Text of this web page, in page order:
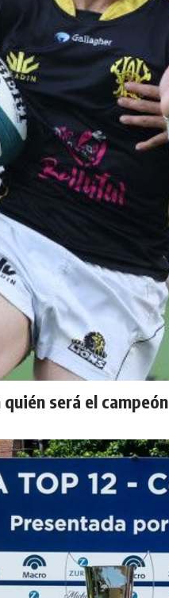
será el campeón